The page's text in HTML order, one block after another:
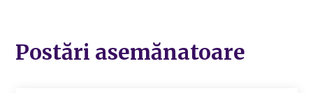
Postări asemănatoare